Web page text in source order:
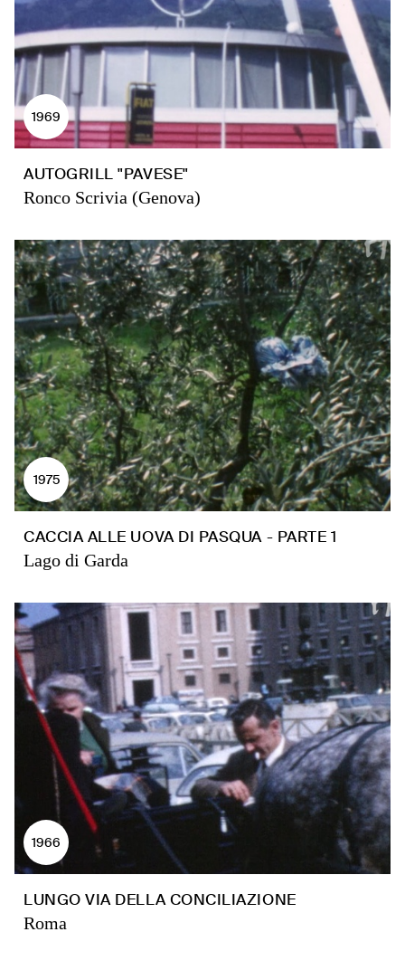
1969
AUTOGRILL "PAVESE"
Ronco Scrivia (Genova)
1975
CACCIA ALLE UOVA DI PASQUA - PARTE 1
Lago di Garda
1966
LUNGO VIA DELLA CONCILIAZIONE
Roma